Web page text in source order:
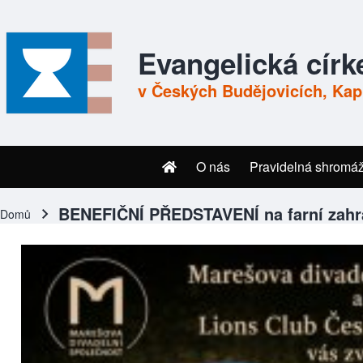
Evangelická
v Českých Budějovicích,
Menu O nás Pravidelná
Drobečková navigace
Domů BENEFIČNÍ PŘEDSTAVENÍ na farní